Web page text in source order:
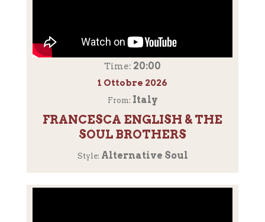
Time: 20:00
1 Ottobre 2026
From: Italy
FRANCESCA ENGLISH & THE
SOUL BROTHERS
Style: Alternative Soul